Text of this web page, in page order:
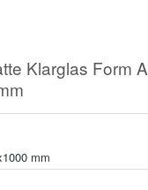
Klarglas Form A
mm